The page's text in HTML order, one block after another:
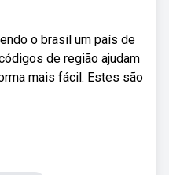
o brasil um país de
de região ajudam
mais fácil. Estes são